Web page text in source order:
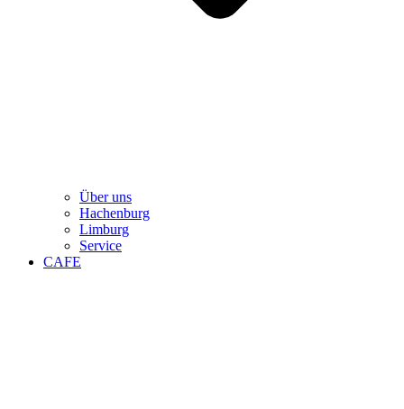
Über uns
Hachenburg
Limburg
Service
CAFE